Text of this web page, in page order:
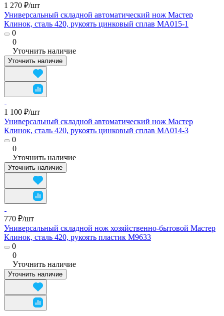
1 270 ₽/шт
Универсальный складной автоматический нож Мастер
Клинок, сталь 420, рукоять цинковый сплав MA015-1
0
0
Уточнить наличие
Уточнить наличие
1 100 ₽/шт
Универсальный складной автоматический нож Мастер
Клинок, сталь 420, рукоять цинковый сплав MA014-3
0
0
Уточнить наличие
Уточнить наличие
770 ₽/шт
Универсальный складной нож хозяйственно-бытовой Мастер
Клинок, сталь 420, рукоять пластик M9633
0
0
Уточнить наличие
Уточнить наличие